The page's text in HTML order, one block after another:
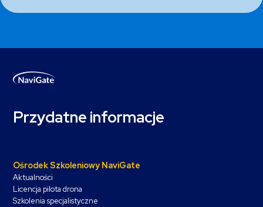
Przydatne informacje
Ośrodek Szkoleniowy NaviGate
Aktualności
Licencja pilota drona
Szkolenia specjalistyczne